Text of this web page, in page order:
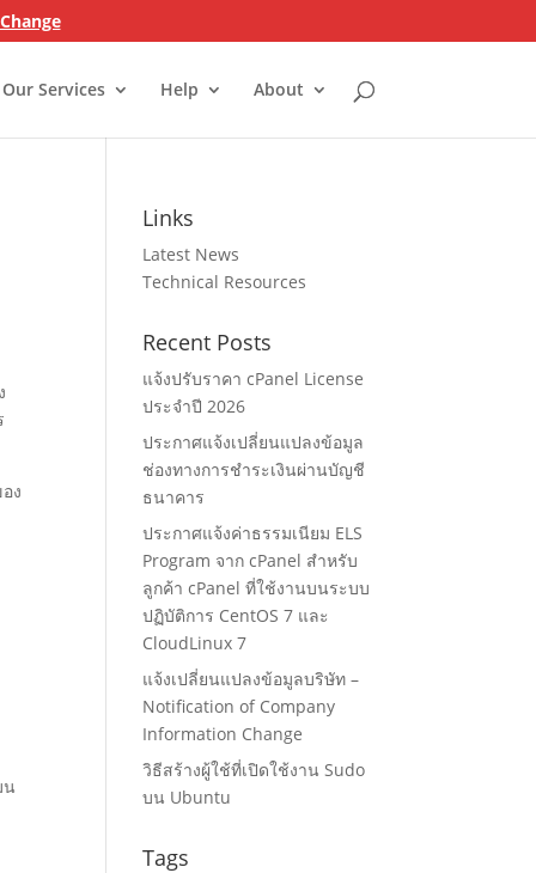
Our Services Help About
ง
น
Links
Latest News
Technical Resources
Recent Posts
แจ้งปรับราคา cPanel License
ประจำปี 2026
ประกาศแจ้งเปลี่ยนแปลงข้อมูล
ช่องทางการชำระเงินผ่านบัญชี
ธนาคาร
ประกาศแจ้งค่าธรรมเนียม ELS
Program จาก cPanel สำหรับ
ลูกค้า cPanel ที่ใช้งานบนระบบ
ปฏิบัติการ CentOS 7 และ
CloudLinux 7
แจ้งเปลี่ยนแปลงข้อมูลบริษัท –
Notification of Company
Information Change
วิธีสร้างผู้ใช้ที่เปิดใช้งาน Sudo
บน Ubuntu
Tags